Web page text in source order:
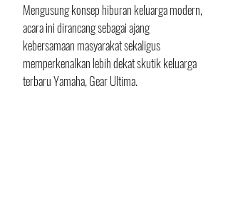
Mengusung konsep hiburan keluarga modern,
acara ini dirancang sebagai ajang
kebersamaan masyarakat sekaligus
memperkenalkan lebih dekat skutik keluarga
terbaru Yamaha, Gear Ultima.